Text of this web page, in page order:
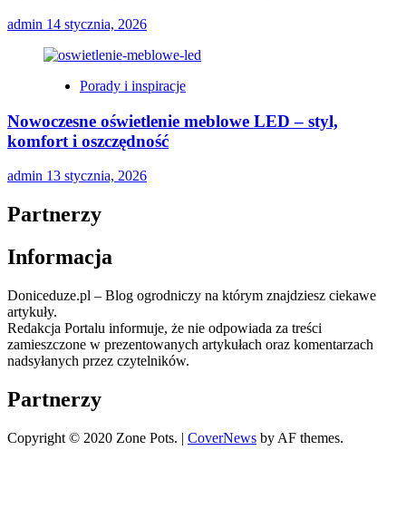
admin 14 stycznia, 2026
Porady i inspiracje
Nowoczesne oświetlenie meblowe LED – styl,
komfort i oszczędność
admin 13 stycznia, 2026
Partnerzy
Informacja
Doniceduze.pl – Blog ogrodniczy na którym znajdziesz ciekawe
artykuły.
Redakcja Portalu informuje, że nie odpowiada za treści
zamieszczone w prezentowanych artykułach oraz komentarzach
nadsyłanych przez czytelników.
Partnerzy
Copyright © 2020 Zone Pots. | CoverNews by AF themes.